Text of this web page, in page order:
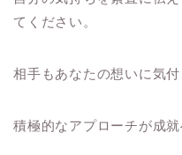
てください。
相手もあなたの想いに気付
積極的なアプローチが成就